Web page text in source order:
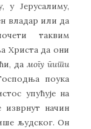
у Јерусалиму,
владар или да
таквим
Христа да они
да могу пити
поука
упућује на
изврнут начин
људског. Он